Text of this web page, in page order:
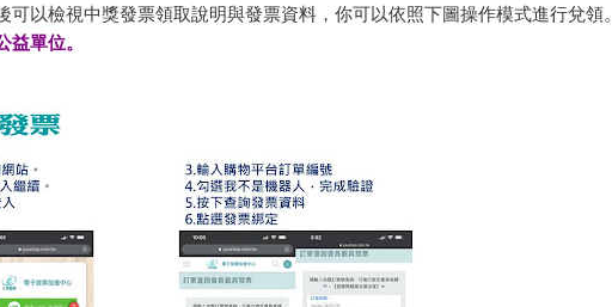
可以檢視中獎發票領取說明與發票資料，你可以依照下圖操作模式進行兌領。
單位。